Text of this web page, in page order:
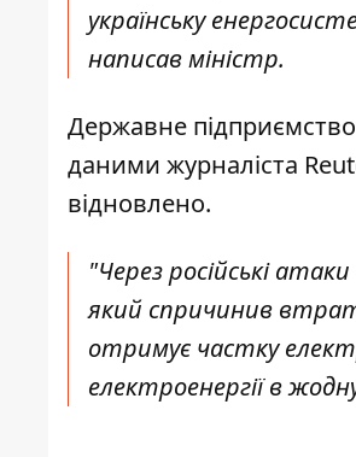
українську
написавміністр.
Державне
даними журналіста
відновлено.
"Через російські
який спричинив
отримує частку
електроенергії в